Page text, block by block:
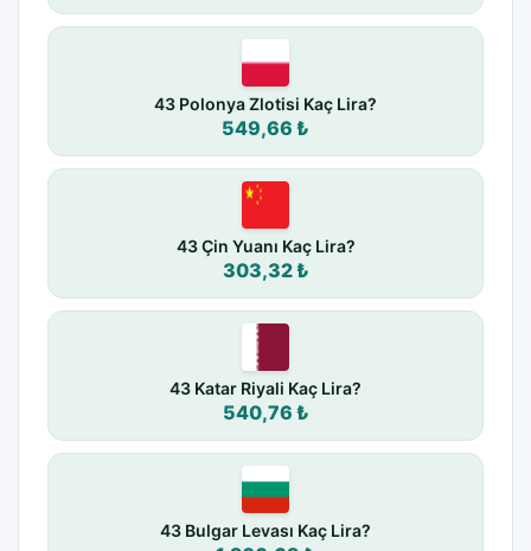
43 Polonya Zlotisi Kaç Lira?
549,66 ₺
43 Çin Yuanı Kaç Lira?
303,32 ₺
43 Katar Riyali Kaç Lira?
540,76 ₺
43 Bulgar Levası Kaç Lira?